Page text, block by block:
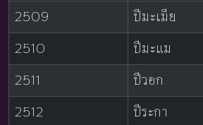
2509
ปีมะเมีย
2510
ปีมะแม
2511
ปีวอก
2512
ปีระกา